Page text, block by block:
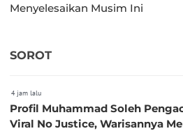
Menyelesaikan Musim Ini
SOROT
4 jam lalu
Profil Muhammad Soleh
Viral No Justice, Warisannya